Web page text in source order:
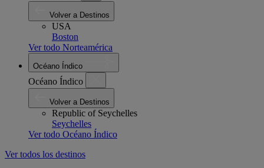
Volver a Destinos
USA
Boston
Ver todo Norteamérica
Océano Índico
Océano Índico
Volver a Destinos
Republic of Seychelles
Seychelles
Ver todo Océano Índico
Ver todos los destinos